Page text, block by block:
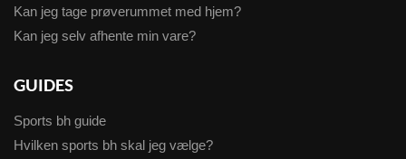
Kan jeg tage prøverummet med hjem?
Kan jeg selv afhente min vare?
GUIDES
Sports bh guide
Hvilken sports bh skal jeg vælge?